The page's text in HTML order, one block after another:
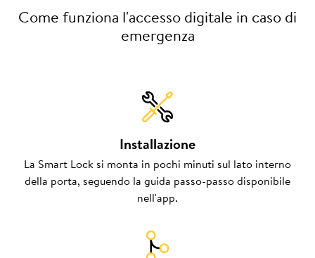
Come funziona l'accesso digitale in caso di
emergenza
Installazione
La Smart Lock si monta in pochi minuti sul lato interno
della porta, seguendo la guida passo-passo disponibile
nell'app.